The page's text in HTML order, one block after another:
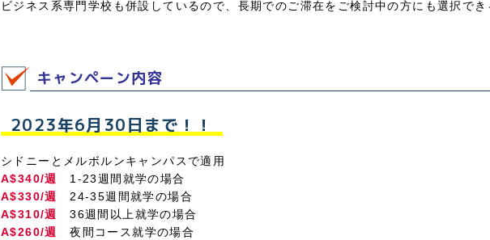
ビジネス系専門学校も併設しているので、長期でのご滞在をご検討中の方にも選択で
キャンペーン内容
2023年6月30日まで！！
シドニーとメルボルンキャンパスで適用
A$340/週
1-23週間就学の場合
A$330/週
24-35週間就学の場合
A$310/週
36週間以上就学の場合
A$260/週
夜間コース就学の場合